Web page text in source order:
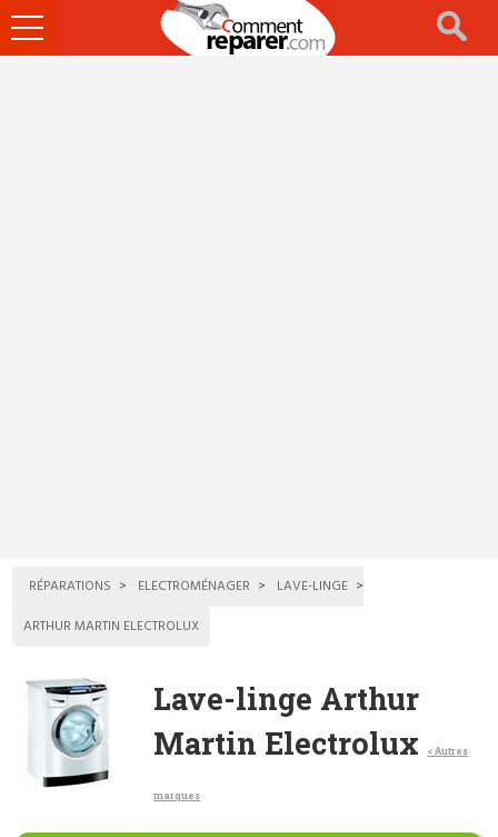
Ouvrir
le
RÉPARATIONS ELECTROMÉNAGER
LAVE-LINGE
ARTHUR MARTIN ELECTROLUX
Lave-linge Arthur
Martin Electrolux
< Autres
marques